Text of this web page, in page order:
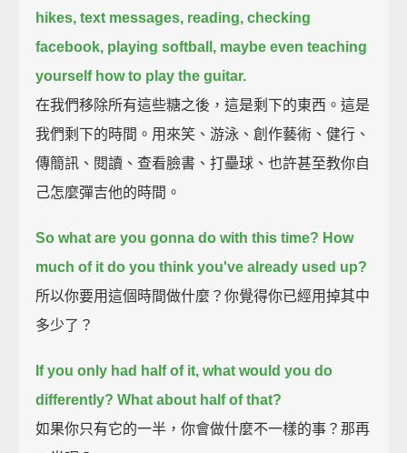
hikes, text messages, reading, checking
facebook, playing softball, maybe even teaching
yourself how to play the guitar.
在我們移除所有這些糖之後，這是剩下的東西。這是
我們剩下的時間。用來笑、游泳、創作藝術、健行、
傳簡訊、閱讀、查看臉書、打壘球、也許甚至教你自
己怎麼彈吉他的時間。
So what are you gonna do with this time? How
much of it do you think you've already used up?
所以你要用這個時間做什麼？你覺得你已經用掉其中
多少了？
If you only had half of it, what would you do
differently? What about half of that?
如果你只有它的一半，你會做什麼不一樣的事？那再